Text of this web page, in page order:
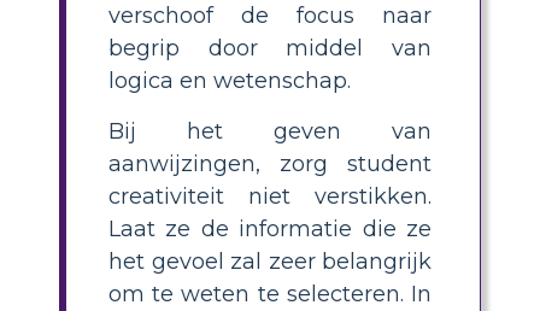
verschoof de focus naar
begrip door middel van
logica en wetenschap.
Bij het geven van
aanwijzingen, zorg student
creativiteit niet verstikken.
Laat ze de informatie die ze
het gevoel zal zeer belangrijk
om te weten te selecteren. In